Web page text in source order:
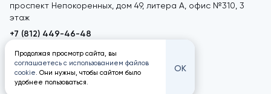
проспект Непокоренных, дом 49, литера А, офис №310, 3
этаж
+7 (812) 449-46-48
Продолжая просмотр сайта, вы
соглашаетесь с использованием файлов
cookie. Они нужны, чтобы сайтом было
удобнее пользоваться.
ОК